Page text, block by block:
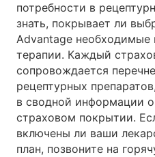
потребности в
знать, покрывает ли
Advantage
терапии. Каждый
сопровождается
рецептурных
в сводной информации
страховом покрытии.
включены ли ваши
план, позвоните на